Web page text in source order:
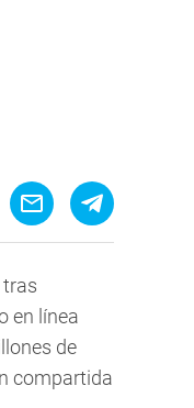
tras
en línea
de
compartida